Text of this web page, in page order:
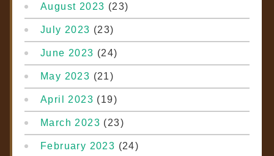
August 2023 (23)
July 2023 (23)
June 2023 (24)
May 2023 (21)
April 2023 (19)
March 2023 (23)
February 2023 (24)